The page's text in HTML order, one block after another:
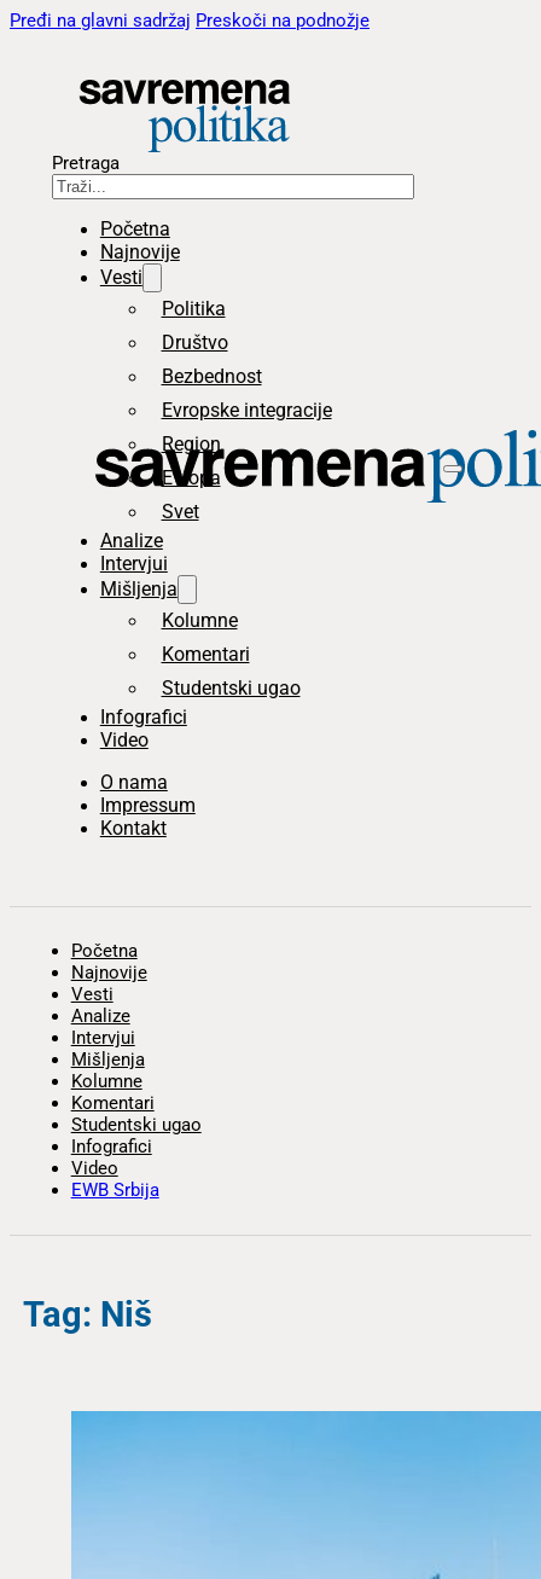
Pređi na glavni sadržaj Preskoči na podnožje
Pretraga
Početna
Najnovije
Vesti
Politika
Društvo
Bezbednost
Evropske integracije
Region
Evropa
Svet
Analize
Intervjui
Mišljenja
Kolumne
Komentari
Studentski ugao
Infografici
Video
O nama
Impressum
Kontakt
Početna
Najnovije
Vesti
Analize
Intervjui
Mišljenja
Kolumne
Komentari
Studentski ugao
Infografici
Video
EWB Srbija
Tag: Niš